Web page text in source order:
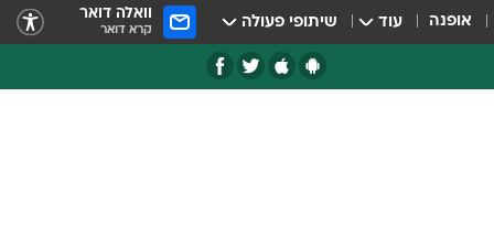
אופנה עוד שיתופי פעולה וואלה דואר
קרא דואר